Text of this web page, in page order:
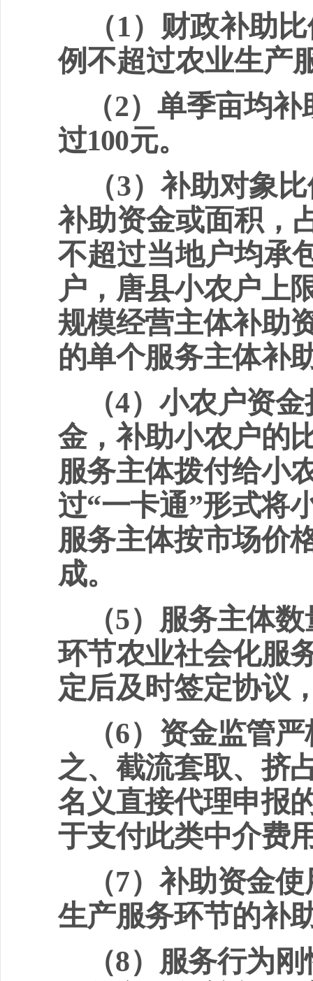
（1）财政补助
例不超过农业生产
（2）单季亩均补
过100元。
（3）补助对象
补助资金或面积，
不超过当地户均承
户，唐县小农户上
规模经营主体补助
的单个服务主体补
（4）小农户资
金，补助小农户的
服务主体拨付给小
过“一卡通”形式将
服务主体按市场价
成。
（5）服务主体
环节农业社会化服
定后及时签定协议
（6）资金监管
之、截流套取、挤
名义直接代理申报
于支付此类中介费
（7）补助资金
生产服务环节的补
（8）服务行为